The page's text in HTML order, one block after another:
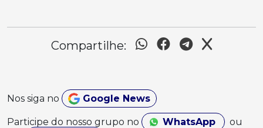
Compartilhe:
Nos siga no Google News
Participe do nosso grupo no WhatsApp
ou